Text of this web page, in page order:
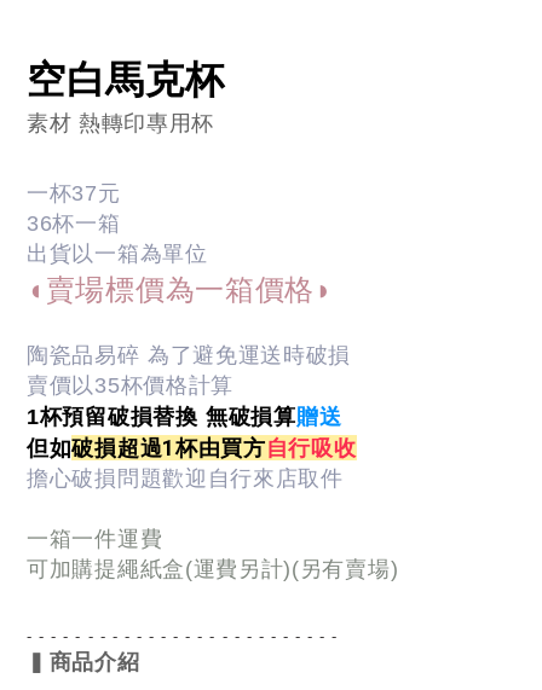
空白馬克杯
素材 熱轉印專用杯
一杯37元
36杯一箱
出貨以一箱為單位
◖ 賣場標價為一箱價格 ◗
陶瓷品易碎 為了避免運送時破損
賣價以35杯價格計算
1杯預留破損替換 無破損算贈送
但如破損超過1杯由買方自行吸收
擔心破損問題歡迎自行來店取件
一箱一件運費
可加購提繩紙盒(運費另計)(另有賣場)
- - - - - - - - - - - - - - - - - - - - - - - - - -
▍ 商品介紹